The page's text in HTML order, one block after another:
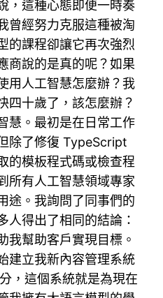
，這種心態即便一時奏
曾經努力克服這種被淘
的課程卻讓它再次強烈
商說的是真的呢？如果
用人工智慧怎麼辦？我
四十歲了，該怎麼辦？
慧。最初是在日常工作
除了修復 TypeScript
的模板程式碼或檢查程
所有人工智慧領域專家
途。我詢問了同事們的
人得出了相同的結論：
我幫助客戶實現目標。
建立我新內容管理系統
，這個系統就是為現在